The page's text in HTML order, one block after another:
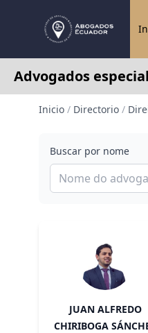
Advogados
Inicio / Directorio /
Buscar por nome
JUAN ALFREDO
CHIRIBOGA